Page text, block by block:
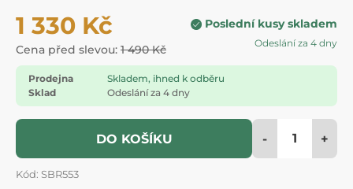
1 330 Kč
Cena před slevou: 1 490 Kč
Poslední kusy skladem
Odeslání za 4 dny
Prodejna
Skladem, ihned k odběru
Sklad
Odeslání za 4 dny
DO KOŠÍKU - +
Kód: SBR553